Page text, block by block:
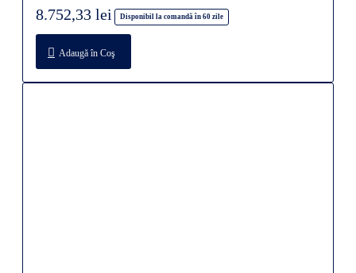
Disponibil la comandă în 60 zile
8.752,33 lei
Adaugă în Coş